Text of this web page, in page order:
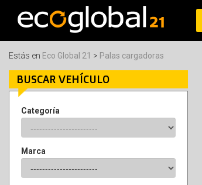
Estás en Eco Global 21 > Palas cargadoras
BUSCAR VEHÍCULO
Categoría
Marca